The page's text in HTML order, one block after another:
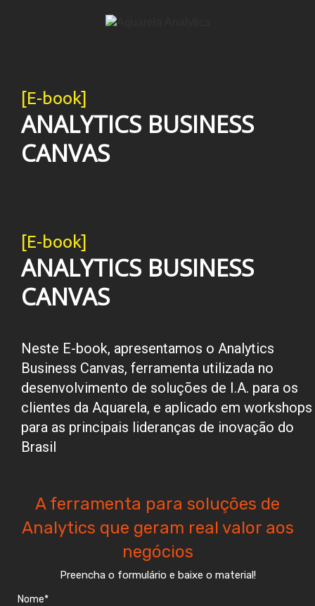
[E-book]
ANALYTICS BUSINESS
CANVAS
[E-book]
ANALYTICS BUSINESS
CANVAS
Neste E-book, apresentamos o Analytics
Business Canvas, ferramenta utilizada no
desenvolvimento de soluções de I.A. para os
clientes da Aquarela, e aplicado em workshops
para as principais lideranças de inovação do
Brasil
A ferramenta para soluções de
Analytics que geram real valor aos
negócios
Preencha o formulário e baixe o material!
Nome*